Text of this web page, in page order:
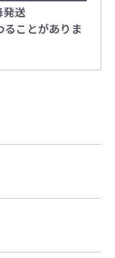
送
ことがありま